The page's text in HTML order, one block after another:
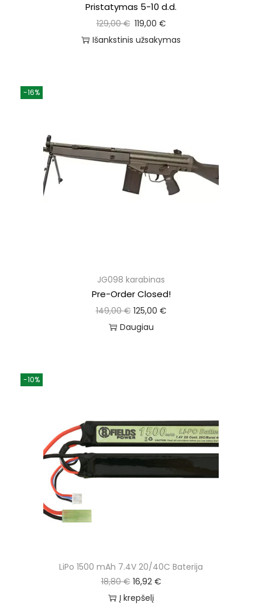
Pristatymas 5-10 d.d.
129,00€ 119,00 €
Išankstinis užsakymas
-16%
JG098 karabinas
Pre-Order Closed!
149,00€ 125,00 €
Daugiau
-10%
LiPo 1500 mAh 7.4V 20/40C Baterija
18,80€ 16,92 €
Į krepšelį